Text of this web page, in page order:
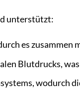
unterstützt:
es
Blutdrucks,
wodurch